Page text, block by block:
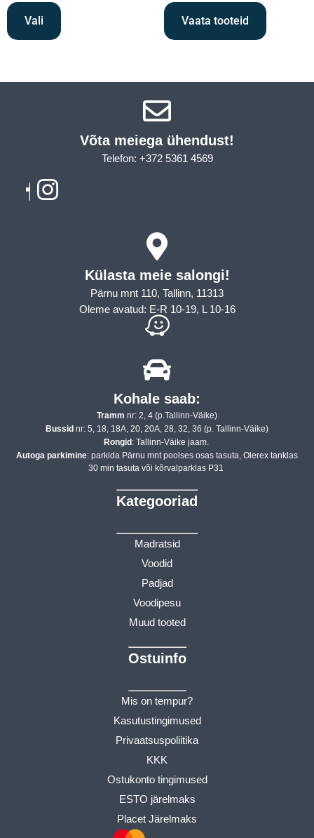
Vali Vaata tooteid
Võta meiega ühendust!​
Telefon: +372 5361 4569
Külasta meie salongi!
Pärnu mnt 110, Tallinn, 11313
Oleme avatud: E-R 10-19, L 10-16
Kohale saab:
Tramm nr: 2, 4 (p.Tallinn-Väike)
Bussid nr: 5, 18, 18A, 20, 20A, 28, 32, 36 (p. Tallinn-Väike)
Rongid: Tallinn-Väike jaam.
Autoga parkimine: parkida Pärnu mnt poolses osas tasuta, Olerex tanklas
30 min tasuta või kõrvalparklas P31
Kategooriad
Madratsid
Voodid
Padjad
Voodipesu
Muud tooted
Ostuinfo
Mis on tempur?
Kasutustingimused
Privaatsuspoliitika
KKK
Ostukonto tingimused
ESTO järelmaks
Placet Järelmaks